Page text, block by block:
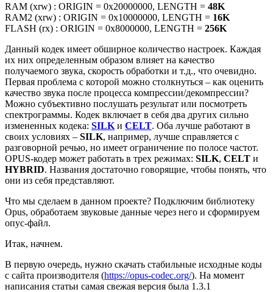
RAM (xrw) : ORIGIN = 0x20000000, LENGTH = 48K
RAM2 (xrw) : ORIGIN = 0x10000000, LENGTH = 16K
FLASH (rx) : ORIGIN = 0x8000000, LENGTH = 256K
Данный кодек имеет обширное количество настроек. Каждая
их них определенным образом влияет на качество
получаемого звука, скорость обработки и т.д., что очевидно.
Первая проблема с которой можно столкнуться – как оценить
качество звука после процесса компрессии/декомпрессии?
Можно субъективно послушать результат или посмотреть
спектрограммы. Кодек включает в себя два других сильно
измененных кодека: SILK и CELT. Оба лучше работают в
своих условиях – SILK, например, лучше справляется с
разговорной речью, но имеет ограничение по полосе частот.
OPUS-кодер может работать в трех режимах: SILK, CELT и
HYBRID. Названия достаточно говорящие, чтобы понять, что
они из себя представляют.
Что мы сделаем в данном проекте? Подключим библиотеку
Opus, обработаем звуковые данные через него и сформируем
опус-файл.
Итак, начнем.
В первую очередь, нужно скачать стабильные исходные коды
с сайта производителя (https://opus-codec.org/). На момент
написания статьи самая свежая версия была 1.3.1